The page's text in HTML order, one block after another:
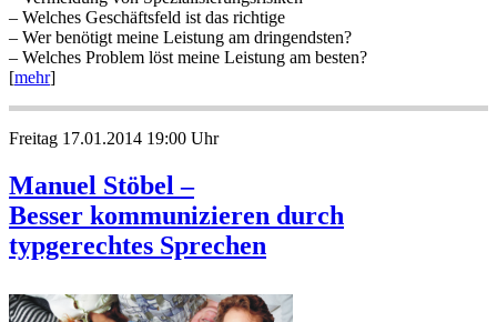
– Welches Geschäftsfeld ist das richtige
– Wer benötigt meine Leistung am dringendsten?
– Welches Problem löst meine Leistung am besten?
[mehr]
Freitag 17.01.2014 19:00 Uhr
Manuel Stöbel –
Besser kommunizieren durch
typgerechtes Sprechen